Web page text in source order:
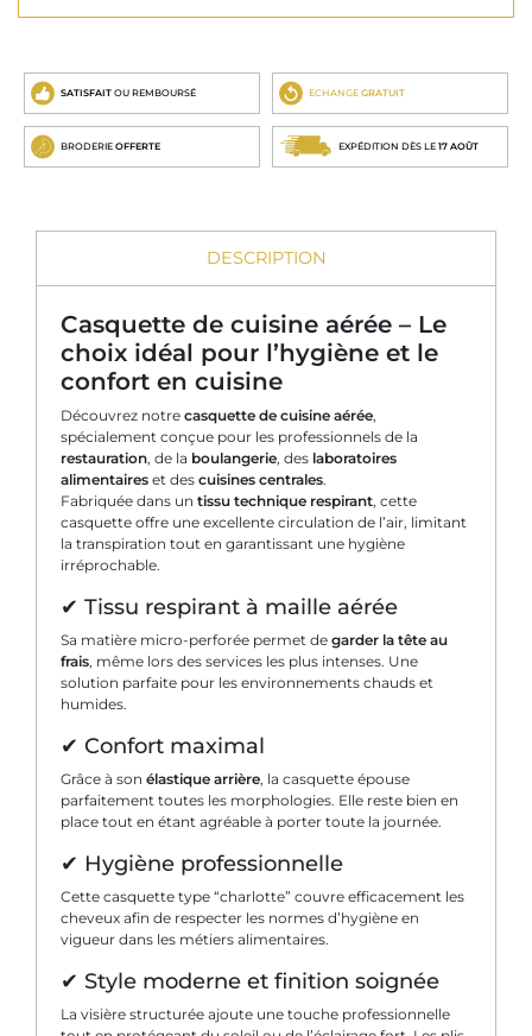
SATISFAIT OU REMBOURSÉ ECHANGE GRATUIT
BRODERIE OFFERTE EXPÉDITION DÈS LE 17 AOÛT
DESCRIPTION
Casquette de cuisine aérée – Le
choix idéal pour l’hygiène et le
confort en cuisine
Découvrez notre casquette de cuisine aérée,
spécialement conçue pour les professionnels de la
restauration, de la boulangerie, des laboratoires
alimentaires et des cuisines centrales.
Fabriquée dans un tissu technique respirant, cette
casquette offre une excellente circulation de l’air, limitant
la transpiration tout en garantissant une hygiène
irréprochable.
✔ Tissu respirant à maille aérée
Sa matière micro-perforée permet de garder la tête au
frais, même lors des services les plus intenses. Une
solution parfaite pour les environnements chauds et
humides.
✔ Confort maximal
Grâce à son élastique arrière, la casquette épouse
parfaitement toutes les morphologies. Elle reste bien en
place tout en étant agréable à porter toute la journée.
✔ Hygiène professionnelle
Cette casquette type “charlotte” couvre efficacement les
cheveux afin de respecter les normes d’hygiène en
vigueur dans les métiers alimentaires.
✔ Style moderne et finition soignée
La visière structurée ajoute une touche professionnelle